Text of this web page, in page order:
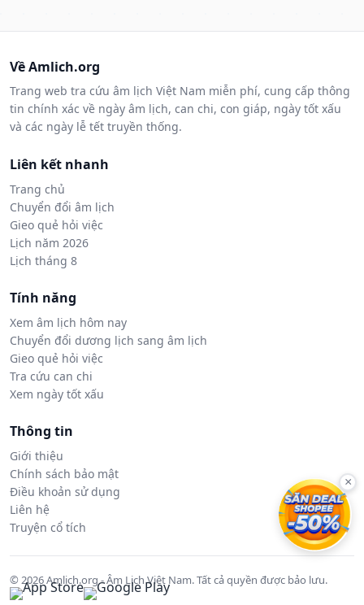
Về Amlich.org
Trang web tra cứu âm lịch Việt Nam miễn phí, cung cấp thông
tin chính xác về ngày âm lịch, can chi, con giáp, ngày tốt xấu
và các ngày lễ tết truyền thống.
Liên kết nhanh
Trang chủ
Chuyển đổi âm lịch
Gieo quẻ hỏi việc
Lịch năm 2026
Lịch tháng 8
Tính năng
Xem âm lịch hôm nay
Chuyển đổi dương lịch sang âm lịch
Gieo quẻ hỏi việc
Tra cứu can chi
Xem ngày tốt xấu
Thông tin
Giới thiệu
Chính sách bảo mật
Điều khoản sử dụng
Liên hệ
Truyện cổ tích
© 2026 Amlich.org - Âm Lịch Việt Nam. Tất cả quyền được bảo lưu.
×